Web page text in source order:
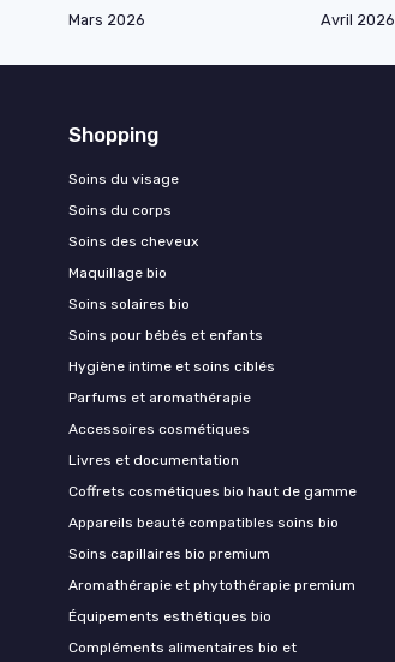
Mars 2026
Avril 2026
Shopping
Soins du visage
Soins du corps
Soins des cheveux
Maquillage bio
Soins solaires bio
Soins pour bébés et enfants
Hygiène intime et soins ciblés
Parfums et aromathérapie
Accessoires cosmétiques
Livres et documentation
Coffrets cosmétiques bio haut de gamme
Appareils beauté compatibles soins bio
Soins capillaires bio premium
Aromathérapie et phytothérapie premium
Équipements esthétiques bio
Compléments alimentaires bio et